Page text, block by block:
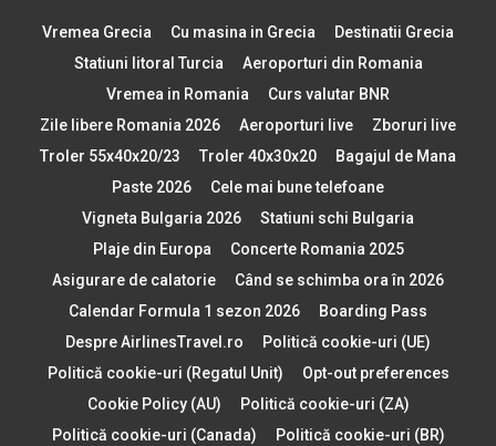
Vremea Grecia Cu masina in Grecia
Destinatii Grecia
Statiuni litoral Turcia
Aeroporturi din Romania
Vremea in Romania
Curs valutar BNR
Zile libere Romania 2026
Aeroporturi live
Zboruri live
Troler 55x40x20/23
Troler 40x30x20
Bagajul de Mana
Paste 2026
Cele mai bune telefoane
Vigneta Bulgaria 2026
Statiuni schi Bulgaria
Plaje din Europa
Concerte Romania 2025
Asigurare de calatorie
Când se schimba ora în 2026
Calendar Formula 1 sezon 2026
Boarding Pass
Despre AirlinesTravel.ro
Politică cookie-uri (UE)
Politică cookie-uri (Regatul Unit)
Opt-out preferences
Cookie Policy (AU)
Politică cookie-uri (ZA)
Politică cookie-uri (Canada)
Politică cookie-uri (BR)